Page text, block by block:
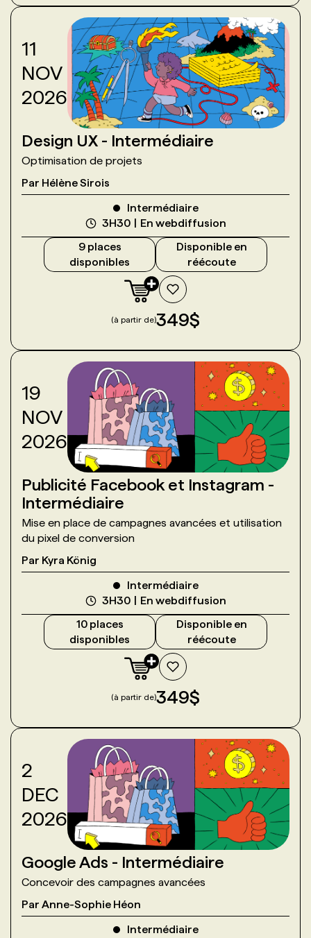
11
NOV
2026
Design UX - Intermédiaire
Optimisation de projets
Par Hélène Sirois
Intermédiaire
3H30
En webdiffusion
9places
disponibles
Disponible en
réécoute
(à partir de)349$
19
NOV
2026
Publicité Facebook et Instagram -
Intermédiaire
Mise en place de campagnes avancées et utilisation
du pixel de conversion
Par Kyra König
Intermédiaire
3H30
En webdiffusion
10places
disponibles
Disponible en
réécoute
(à partir de)349$
2
DEC
2026
Google Ads - Intermédiaire
Concevoir des campagnes avancées
Par Anne-Sophie Héon
Intermédiaire